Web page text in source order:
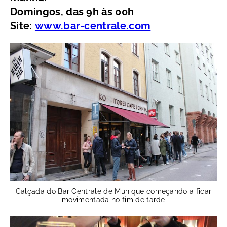
Domingos, das 9h às 00h
Site: www.bar-centrale.com
Calçada do Bar Centrale de Munique começando a ficar
movimentada no fim de tarde